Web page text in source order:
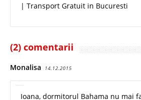
| Transport Gratuit in Bucuresti
(2) comentarii
Monalisa 14.12.2015
Ioana, dormitorul Bahama nu mai